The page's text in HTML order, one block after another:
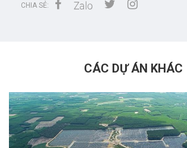
CHIA SẺ:
CÁC DỰ ÁN KHÁC